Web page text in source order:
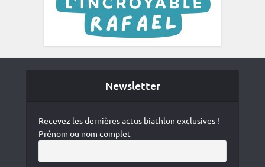
Newsletter
Recevez les dernières actus biathlon exclusives !
Prénom ou nom complet